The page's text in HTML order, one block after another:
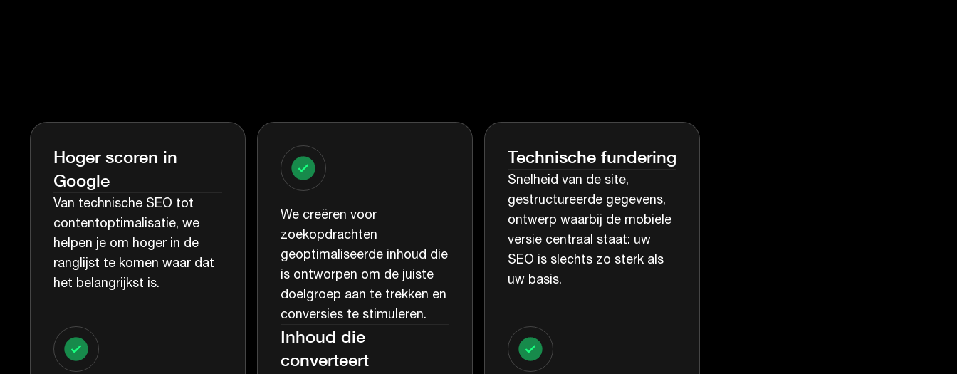
Hoger scoren in
Google
Van technische SEO tot
contentoptimalisatie, we
helpen je om hoger in de
ranglijst te komen waar dat
het belangrijkst is.
We creëren voor
zoekopdrachten
geoptimaliseerde inhoud die
is ontworpen om de juiste
doelgroep aan te trekken en
conversies te stimuleren.
Inhoud die
converteert
Technische fundering
Snelheid van de site,
gestructureerde gegevens,
ontwerp waarbij de mobiele
versie centraal staat: uw
SEO is slechts zo sterk als
uw basis.